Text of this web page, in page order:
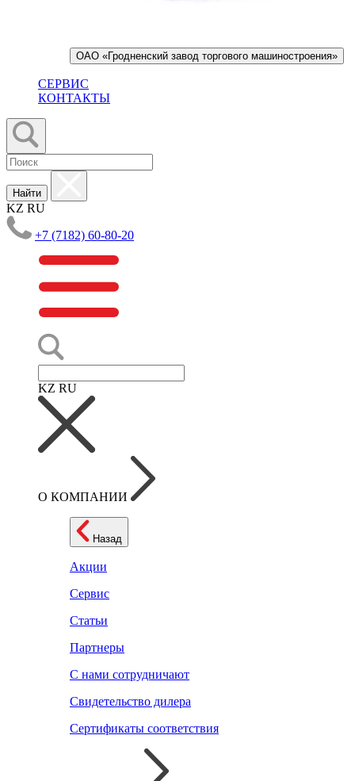
ОАО «Гродненский завод торгового машиностроения»
СЕРВИС
КОНТАКТЫ
Найти
KZ RU
+7 (7182) 60-80-20
KZ RU
О КОМПАНИИ
Назад
Акции
Сервис
Статьи
Партнеры
С нами сотрудничают
Свидетельство дилера
Сертификаты соответствия